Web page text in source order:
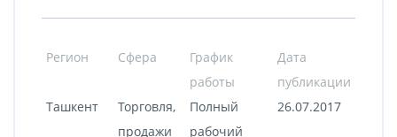
Регион Сфера
График
работы
Дата
публикации
Ташкент
Торговля,
продажи
Полный
рабочий
26.07.2017